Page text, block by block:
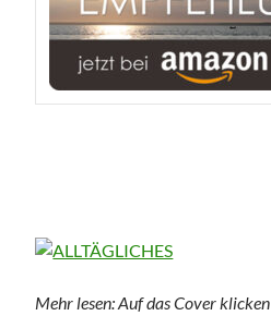
Mehr lesen: Auf das Cover klicken